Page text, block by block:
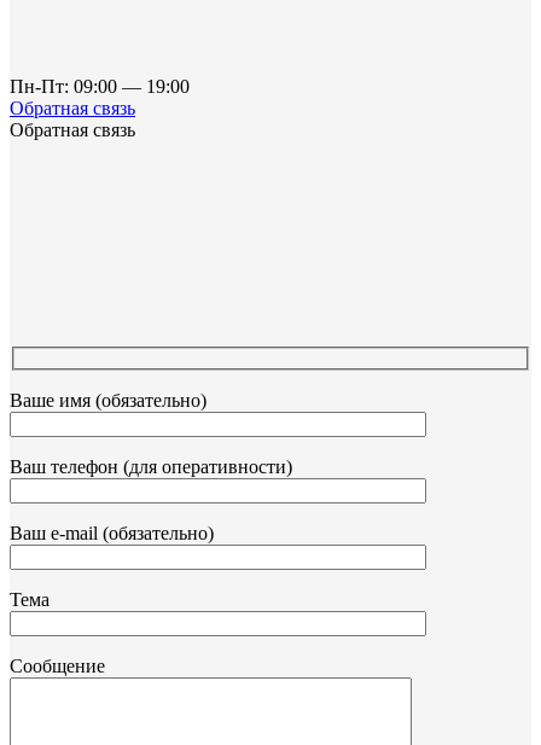
Пн-Пт: 09:00 — 19:00
Обратная связь
Обратная связь
Ваше имя (обязательно)
Ваш телефон (для оперативности)
Ваш e-mail (обязательно)
Тема
Сообщение